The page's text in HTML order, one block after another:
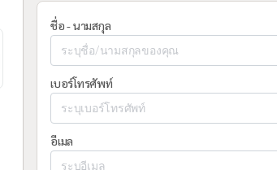
ชื่อ - นามสกุล
เบอร์โทรศัพท์
อีเมล